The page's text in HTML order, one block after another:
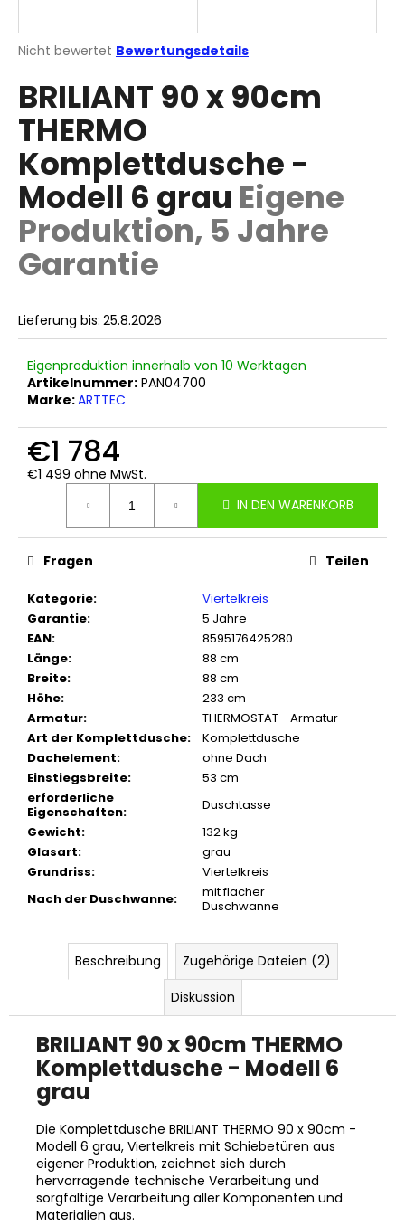
Die
Produktbewertung
ist
0,0
5
Sternen.
Nicht bewertet Bewertungsdetails
BRILIANT 90 x 90cm
THERMO
Komplettdusche -
Modell 6 grau Eigene
Produktion, 5 Jahre
Garantie
Lieferung bis: 25.8.2026
Eigenproduktion innerhalb von 10 Werktagen
Artikelnummer: PAN04700
Marke:ARTTEC
€1 784
€1 499 ohne MwSt.
Verkaufspreis:
IN DEN WARENKORB
Kategorie:
Viertelkreis
Garantie:
5 Jahre
EAN:
8595176425280
Länge:
88 cm
Breite:
88 cm
Höhe:
233 cm
Armatur:
THERMOSTAT - Armatur
Art der Komplettdusche:
Komplettdusche
Dachelement:
ohne Dach
Einstiegsbreite:
53 cm
erforderliche
Eigenschaften:
Duschtasse
Gewicht:
132 kg
Glasart:
grau
Grundriss:
Viertelkreis
Nach der Duschwanne:
mit flacher
Duschwanne
Fragen Teilen
Beschreibung
Zugehörige Dateien (2)
Diskussion
BRILIANT 90 x 90cm THERMO
Komplettdusche - Modell 6
grau
Die Komplettdusche BRILIANT THERMO 90 x 90cm -
Modell 6 grau, Viertelkreis mit Schiebetüren aus
eigener Produktion, zeichnet sich durch
hervorragende technische Verarbeitung und
sorgfältige Verarbeitung aller Komponenten und
Materialien aus.
W
r
e
m
p
f
l
e
n